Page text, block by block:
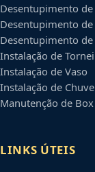
Desentupimento de
Desentupimento de
Desentupimento de
Instalação de
Instalação de Vaso
Instalação de
Manutenção de Box
LINKS ÚTEIS